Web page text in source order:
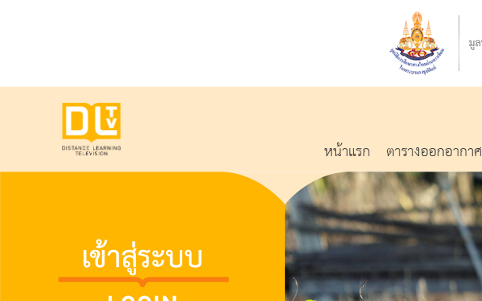
หน้าแรก ตารางออกอากาศ